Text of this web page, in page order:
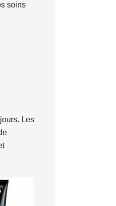
soins
Les